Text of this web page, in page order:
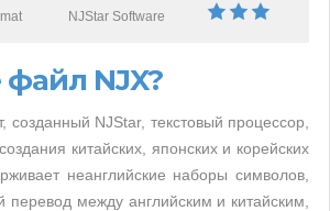
NJStar Software
файл NJX?
созданный NJStar, текстовый процессор,
китайских, японских и корейских
неанглийские наборы символов,
перевод между английским и китайским,